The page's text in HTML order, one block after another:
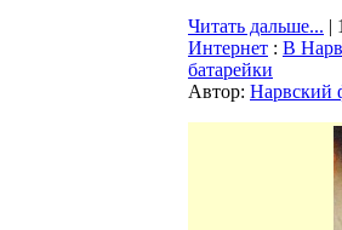
Читать дальше... |
Интернет : В
батарейки
Автор: Нарвский